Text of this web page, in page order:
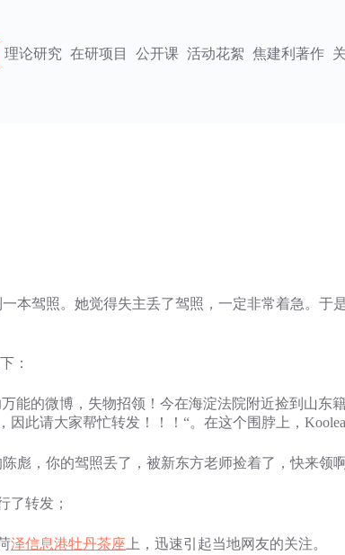
理论研究 在研项目 公开课 活动花絮 焦建利著作
本驾照。她觉得失主丢了驾照，一定非常着急。于
：
能的微博，失物招领！今在海淀法院附近捡到山东
此请大家帮忙转发！！！“。在这个围脖上，
，你的驾照丢了，被新东方老师捡着了，快来领
了转发；
泽信息港牡丹茶座 上，迅速引起当地网友的关注。